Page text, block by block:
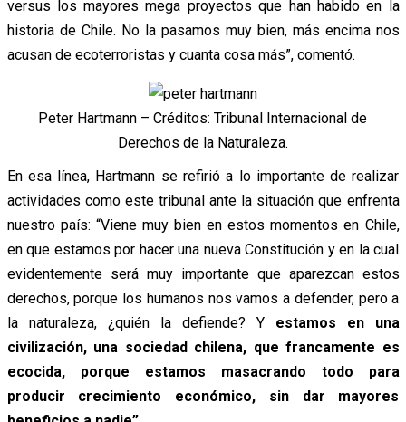
versus los mayores mega proyectos que han habido en la
historia de Chile. No la pasamos muy bien, más encima nos
acusan de ecoterroristas y cuanta cosa más”, comentó.
Peter Hartmann – Créditos: Tribunal Internacional de
Derechos de la Naturaleza.
En esa línea, Hartmann se refirió a lo importante de realizar
actividades como este tribunal ante la situación que enfrenta
nuestro país: “Viene muy bien en estos momentos en Chile,
en que estamos por hacer una nueva Constitución y en la cual
evidentemente será muy importante que aparezcan estos
derechos, porque los humanos nos vamos a defender, pero a
la naturaleza, ¿quién la defiende? Y estamos en una
civilización, una sociedad chilena, que francamente es
ecocida, porque estamos masacrando todo para
producir crecimiento económico, sin dar mayores